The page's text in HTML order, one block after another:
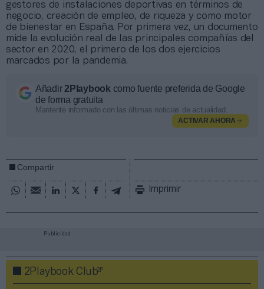
gestores de instalaciones deportivas en términos de
negocio, creación de empleo, de riqueza y como motor
de bienestar en España. Por primera vez, un documento
mide la evolución real de las principales compañías del
sector en 2020, el primero de los dos ejercicios
marcados por la pandemia.
Añadir2Playbook como fuente preferida de Google
de forma gratuita
Mantente informado con las últimas noticias de actualidad.
ACTIVAR AHORA
Compartir
Imprimir
Publicidad
2Playbook Club2P